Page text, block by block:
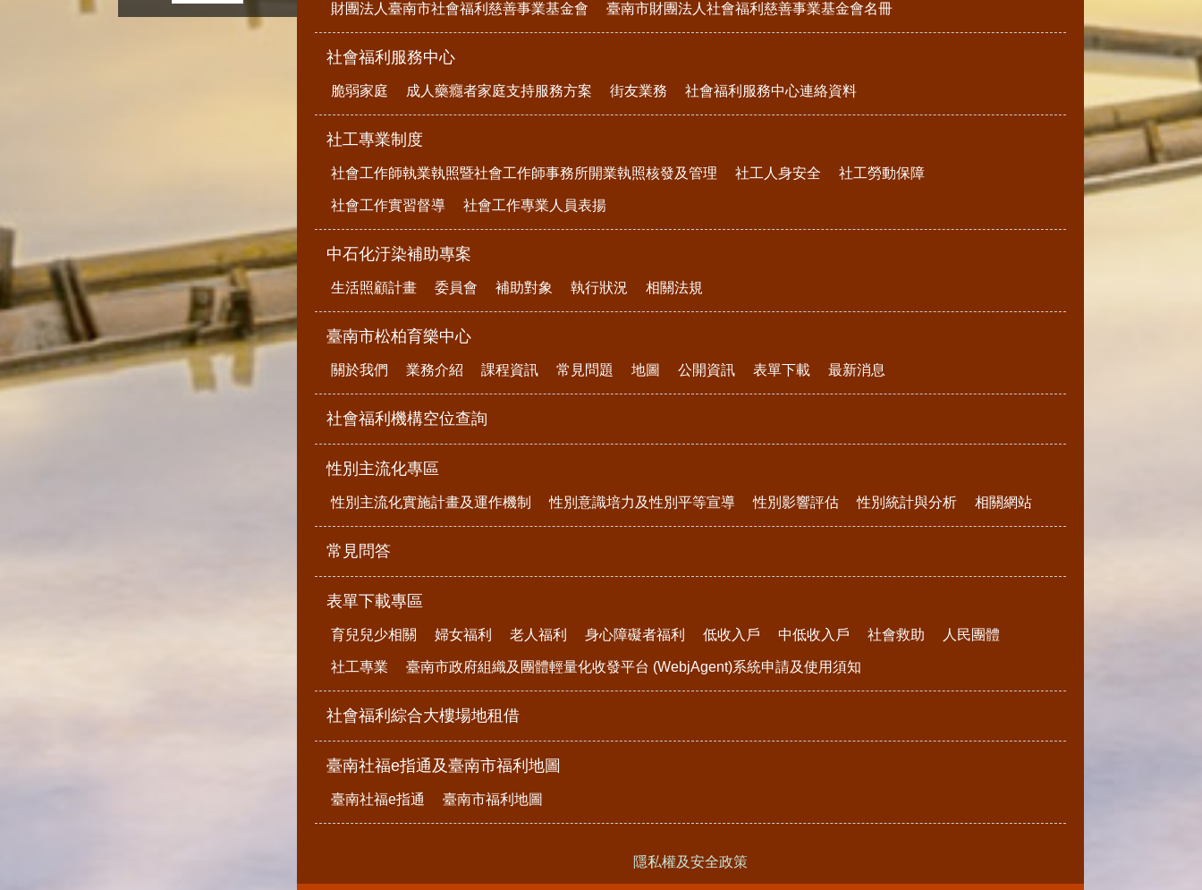
財團法人臺南市社會福利慈善事業基金會 臺南市財團法人社會福利慈善事業基金會名冊
社會福利服務中心
脆弱家庭 成人藥癮者家庭支持服務方案 街友業務 社會福利服務中心連絡資料
社工專業制度
社會工作師執業執照暨社會工作師事務所開業執照核發及管理 社工人身安全 社工勞動保障
社會工作實習督導 社會工作專業人員表揚
中石化汙染補助專案
生活照顧計畫 委員會 補助對象 執行狀況 相關法規
臺南市松柏育樂中心
關於我們 業務介紹 課程資訊 常見問題 地圖 公開資訊 表單下載 最新消息
社會福利機構空位查詢
性別主流化專區
性別主流化實施計畫及運作機制 性別意識培力及性別平等宣導 性別影響評估 性別統計與分析 相關網站
常見問答
表單下載專區
育兒兒少相關 婦女福利 老人福利 身心障礙者福利 低收入戶 中低收入戶 社會救助 人民團體
社工專業 臺南市政府組織及團體輕量化收發平台 (WebjAgent)系統申請及使用須知
社會福利綜合大樓場地租借
臺南社福e指通及臺南市福利地圖
臺南社福e指通 臺南市福利地圖
隱私權及安全政策